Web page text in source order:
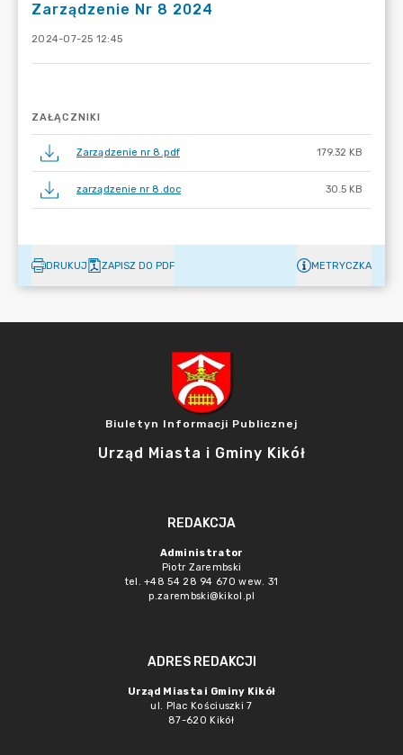
Zarządzenie Nr 8 2024
2024-07-25 12:45
ZAŁĄCZNIKI
Zarządzenie nr 8.pdf 179.32 KB
zarządzenie nr 8.doc 30.5 KB
DRUKUJ ZAPISZ DO PDF METRYCZKA
Biuletyn Informacji Publicznej
Urząd Miasta i Gminy Kikół
REDAKCJA
Administrator
Piotr Zarembski
tel. +48 54 28 94 670 wew. 31
p.zarembski@kikol.pl
ADRES REDAKCJI
Urząd Miasta i Gminy Kikół
ul. Plac Kościuszki 7
87-620 Kikół